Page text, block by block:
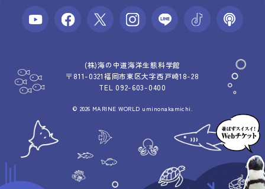
(株)海の中道海洋生態科学館
〒811-0321福岡市東区大字西戸崎18-28
TEL 092-603-0400
© 2026 MARINE WORLD uminonakamichi.